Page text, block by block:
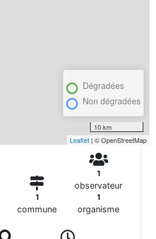
Dégradées
Non dégradées
10 km
Leaflet | © OpenStreetMap
1
commune
1
observateur
1
organisme